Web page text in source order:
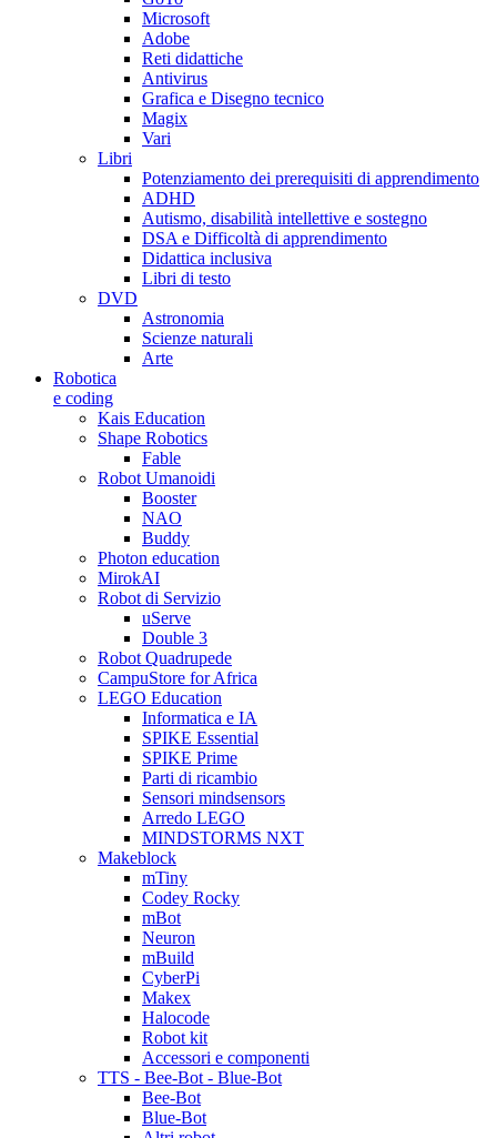
Microsoft
Adobe
Reti didattiche
Antivirus
Grafica e Disegno tecnico
Magix
Vari
Libri
Potenziamento dei prerequisiti di apprendimento
ADHD
Autismo, disabilità intellettive e sostegno
DSA e Difficoltà di apprendimento
Didattica inclusiva
Libri di testo
DVD
Astronomia
Scienze naturali
Arte
Robotica
e coding
Kais Education
Shape Robotics
Fable
Robot Umanoidi
Booster
NAO
Buddy
Photon education
MirokAI
Robot di Servizio
uServe
Double 3
Robot Quadrupede
CampuStore for Africa
LEGO Education
Informatica e IA
SPIKE Essential
SPIKE Prime
Parti di ricambio
Sensori mindsensors
Arredo LEGO
MINDSTORMS NXT
Makeblock
mTiny
Codey Rocky
mBot
Neuron
mBuild
CyberPi
Makex
Halocode
Robot kit
Accessori e componenti
TTS - Bee-Bot - Blue-Bot
Bee-Bot
Blue-Bot